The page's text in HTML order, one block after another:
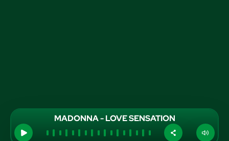
MADONNA - LOVE SENSATION